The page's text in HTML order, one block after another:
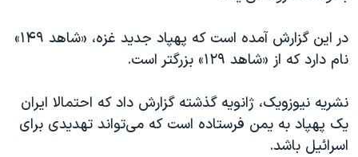
در این گزارش آمده است که پهپاد جدید غزه، «شاهد ۱۴۹»
نام دارد که از «شاهد ۱۲۹» بزرگتر است.
نشریه نیوزویک، ژانویه گذشته گزارش داد که احتمالا ایران
یک پهپاد به یمن فرستاده است که می‌تواند تهدیدی برای
اسرائیل باشد.